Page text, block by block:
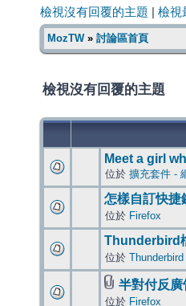
檢視沒有回覆的主題 檢視
MozTW» 討論區首頁
檢視沒有回覆的主題
Meet a girl
位於 擴充套件 -
怎樣自訂快捷
位於 Firefox
Thunderbird
位於 Thunderbird
半對付反廣
位於 Firefox